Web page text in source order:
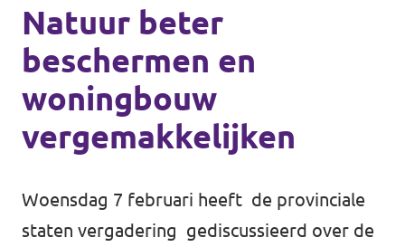
Utrecht
Volt Utrecht (Afdeling)
Volt Utrecht (Provincie)
Volt Amersfoort
Volt De Bilt
Standpunten
Over Volt
Nieuws
Natuur beter
beschermen en
woningbouw
vergemakkelijken
Woensdag 7 februari heeft de provinciale
staten vergadering gediscussieerd over de